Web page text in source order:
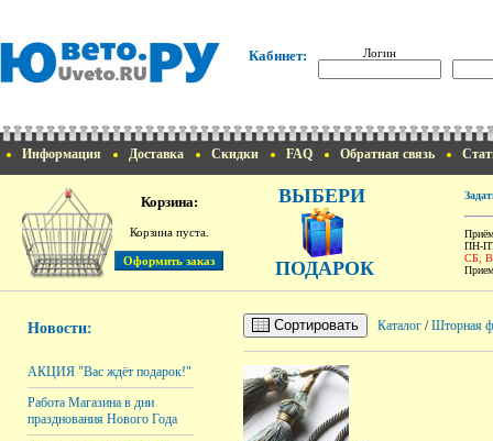
Кабинет: Логин
Информация Доставка Скидки FAQ Обратная связь
Корзина:
Корзина пуста.
ВЫБЕРИ
ПОДАРОК
ПН-
СБ,
Новости:
АКЦИЯ "Вас ждёт подарок!"
Работа Магазина в дни
празднования Нового Года
Сортировать Каталог /Шторная